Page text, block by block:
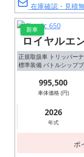
在庫確認・見積
新車
ロイヤルエ
正規取扱車 トリッパー
標準装備 バトルシップ
995,500
車体価格 (円)
2026
年式
ポ